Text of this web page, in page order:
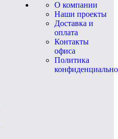
О компании
Наши проекты
Доставка и
оплата
Контакты
офиса
Политика